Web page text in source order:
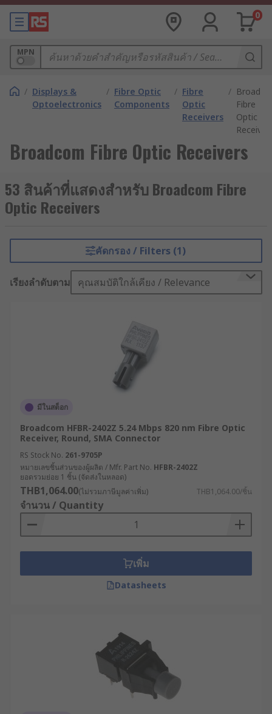
0
MPN
/ Displays &
Optoelectronics
/ Fibre Optic
Components
/ Fibre
Optic
Receivers
/
Fibre
Optic
Broadcom Fibre Optic Receivers
53 สินค้าที่แสดงสำหรับ Broadcom Fibre
Optic Receivers
คัดกรอง / Filters (1)
เรียงลำดับตาม คุณสมบัติใกล้เคียง / Relevance
มีในสต็อก
Broadcom HFBR-2402Z 5.24 Mbps 820 nm Fibre Optic
Receiver, Round, SMA Connector
RS Stock No. 261-9705P
หมายเลขชิ้นส่วนของผู้ผลิต / Mfr. Part No. HFBR-2402Z
ยอดรวมย่อย 1 ชิ้น (จัดส่งในหลอด)
THB1,064.00(ไม่รวมภาษีมูลค่าเพิ่ม) THB1,064.00/ชิ้น
จำนวน / Quantity
เพิ่ม
Datasheets